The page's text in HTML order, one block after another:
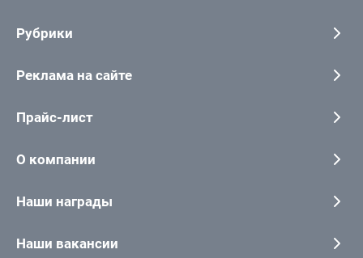
Рубрики
Реклама на сайте
Прайс-лист
О компании
Наши награды
Наши вакансии